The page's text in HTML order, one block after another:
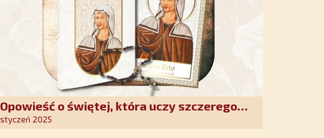
Opowieść o świętej, która uczy szczerego
oddania się Bogu. Duchowe wzmocnienie i
styczeń 2025